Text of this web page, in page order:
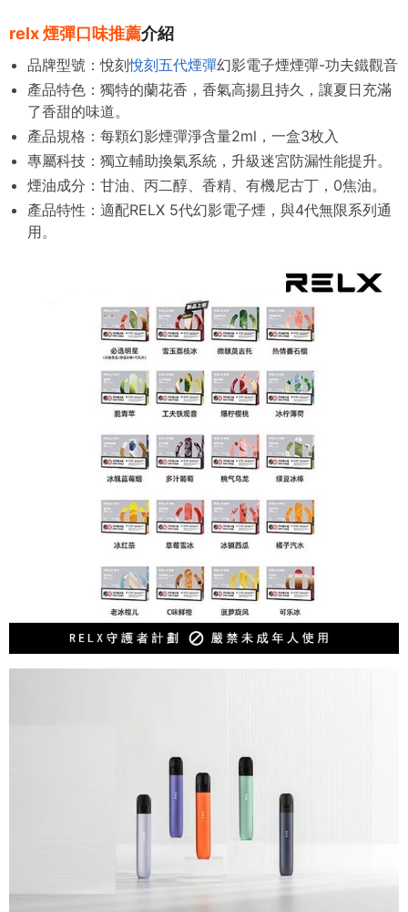
relx 煙彈口味推薦介紹
品牌型號：悅刻悅刻五代煙彈幻影電子煙煙彈-功夫鐵觀音
產品特色： 獨特的蘭花香，香氣高揚且持久 ，讓夏日充滿
了香甜的味道。
產品規格：每顆幻影煙彈淨含量2ml，一盒3枚入
專屬科技：獨立輔助換氣系統，升級迷宮防漏性能提升。
煙油成分：甘油、丙二醇、香精、有機尼古丁，0焦油。
產品特性：適配RELX 5代幻影電子煙，與4代無限系列通
用。